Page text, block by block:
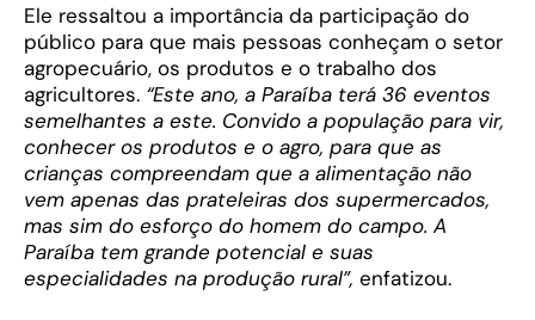
Ele ressaltou a importância da participação do
público para que mais pessoas conheçam o setor
agropecuário, os produtos e o trabalho dos
agricultores. “Este ano, a Paraíba terá 36 eventos
semelhantes a este. Convido a população para vir,
conhecer os produtos e o agro, para que as
crianças compreendam que a alimentação não
vem apenas das prateleiras dos supermercados,
mas sim do esforço do homem do campo. A
Paraíba tem grande potencial e suas
especialidades na produção rural”, enfatizou.